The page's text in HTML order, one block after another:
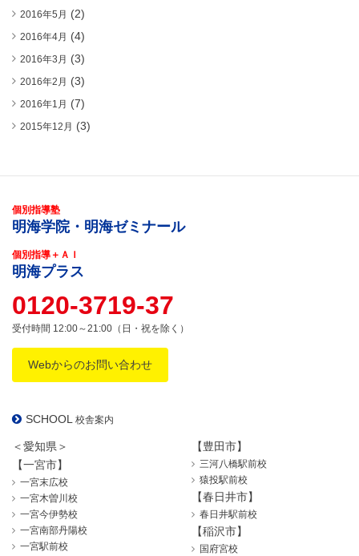
2016年5月 (2)
2016年4月 (4)
2016年3月 (3)
2016年2月 (3)
2016年1月 (7)
2015年12月 (3)
個別指導塾
明海学院・明海ゼミナール
個別指導＋ＡＩ
明海プラス
0120-3719-37
受付時間 12:00～21:00（日・祝を除く）
Webからのお問い合わせ
SCHOOL 校舎案内
＜愛知県＞
【一宮市】
一宮末広校
一宮木曽川校
一宮今伊勢校
一宮南部丹陽校
一宮駅前校
【豊田市】
三河八橋駅前校
猿投駅前校
【春日井市】
春日井駅前校
【稲沢市】
国府宮校